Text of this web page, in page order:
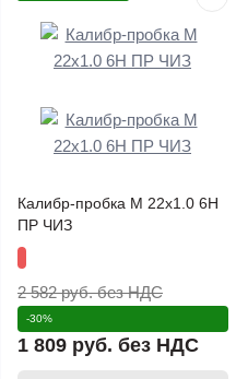
Калибр-пробка М 22х1.0 6Н
ПР ЧИЗ
2 582 руб.без НДС
-30%
1 809 руб. без НДС